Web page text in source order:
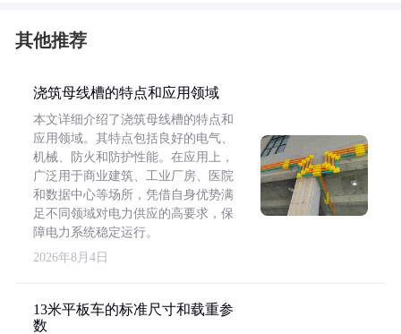
其他推荐
浇筑母线槽的特点和应用领域
本文详细介绍了浇筑母线槽的特点和
应用领域。其特点包括良好的电气、
机械、防火和防护性能。在应用上，
广泛用于商业建筑、工业厂房、医院
和数据中心等场所，凭借自身优势满
足不同领域对电力供应的高要求，保
障电力系统稳定运行。
2026年8月4日
13米平板车的标准尺寸和载重参
数